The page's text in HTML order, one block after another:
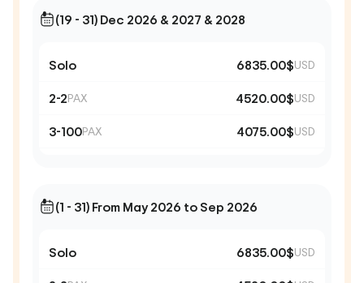
(19 - 31) Dec 2026 & 2027 & 2028
Solo 6835.00$USD
2-2PAX 4520.00$USD
3-100PAX 4075.00$USD
(1 - 31) From May 2026 to Sep 2026
Solo 6835.00$USD